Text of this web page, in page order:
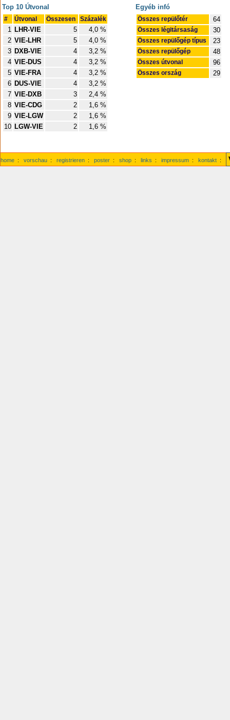
Top 10 Útvonal
# Útvonal Összesen Százalék
1 LHR-VIE 5
4,0 %
2 VIE-LHR 5
4,0 %
3 DXB-VIE 4
3,2 %
4 VIE-DUS 4
3,2 %
5 VIE-FRA 4
3,2 %
6 DUS-VIE 4
3,2 %
7 VIE-DXB 3
2,4 %
8 VIE-CDG 2
1,6 %
9 VIE-LGW 2
1,6 %
10 LGW-VIE 2 1,6 %
Egyéb infó
Összes repülőtér 64
Összes légitársaság 30
Összes repülőgép típus 23
Összes repülőgép 48
Összes útvonal 96
Összes ország 29
home : vorschau : registrieren : poster : shop : links : impressum : kontakt :